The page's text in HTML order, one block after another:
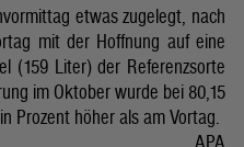
etwas zugelegt, nach
mit der Hoffnung auf eine
(159 Liter) der Referenzsorte
im Oktober wurde bei 80,15
Prozent höher als am Vortag.
APA